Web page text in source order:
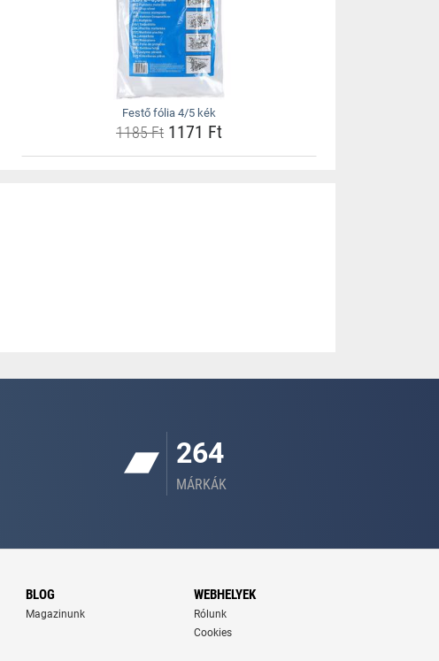
Festő fólia 4/5 kék
1185 Ft 1171 Ft
264
MÁRKÁK
BLOG
Magazinunk
WEBHELYEK
Rólunk
Cookies